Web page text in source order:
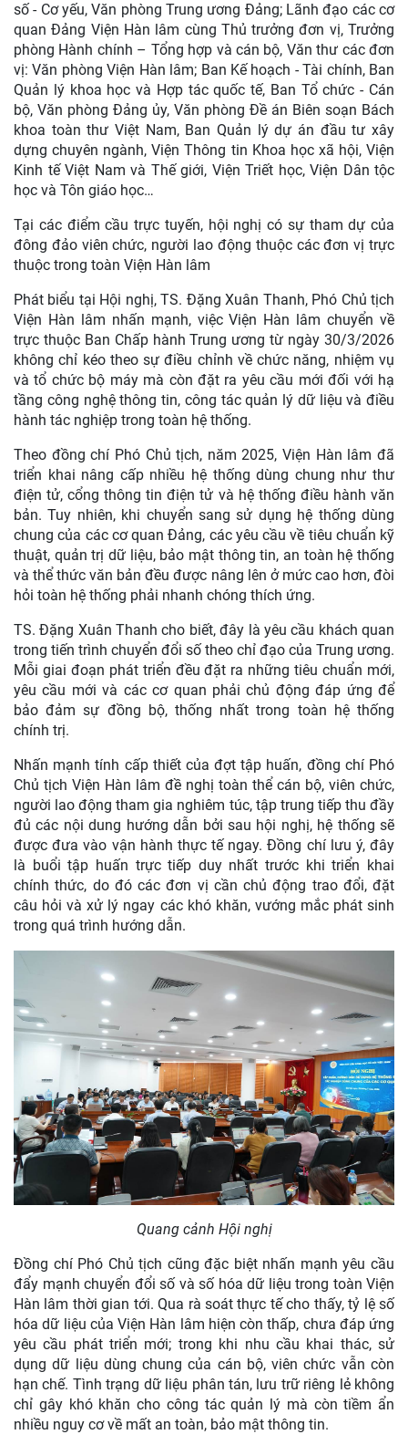
số - Cơ yếu, Văn phòng Trung ương Đảng; Lãnh đạo các cơ
quan Đảng Viện Hàn lâm cùng Thủ trưởng đơn vị, Trưởng
phòng Hành chính – Tổng hợp và cán bộ, Văn thư các đơn
vị: Văn phòng Viện Hàn lâm; Ban Kế hoạch - Tài chính, Ban
Quản lý khoa học và Hợp tác quốc tế, Ban Tổ chức - Cán
bộ, Văn phòng Đảng ủy, Văn phòng Đề án Biên soạn Bách
khoa toàn thư Việt Nam, Ban Quản lý dự án đầu tư xây
dựng chuyên ngành, Viện Thông tin Khoa học xã hội, Viện
Kinh tế Việt Nam và Thế giới, Viện Triết học, Viện Dân tộc
học và Tôn giáo học…
Tại các điểm cầu trực tuyến, hội nghị có sự tham dự của
đông đảo viên chức, người lao động thuộc các đơn vị trực
thuộc trong toàn Viện Hàn lâm
Phát biểu tại Hội nghị, TS. Đặng Xuân Thanh, Phó Chủ tịch
Viện Hàn lâm nhấn mạnh, việc Viện Hàn lâm chuyển về
trực thuộc Ban Chấp hành Trung ương từ ngày 30/3/2026
không chỉ kéo theo sự điều chỉnh về chức năng, nhiệm vụ
và tổ chức bộ máy mà còn đặt ra yêu cầu mới đối với hạ
tầng công nghệ thông tin, công tác quản lý dữ liệu và điều
hành tác nghiệp trong toàn hệ thống.
Theo đồng chí Phó Chủ tịch, năm 2025, Viện Hàn lâm đã
triển khai nâng cấp nhiều hệ thống dùng chung như thư
điện tử, cổng thông tin điện tử và hệ thống điều hành văn
bản. Tuy nhiên, khi chuyển sang sử dụng hệ thống dùng
chung của các cơ quan Đảng, các yêu cầu về tiêu chuẩn kỹ
thuật, quản trị dữ liệu, bảo mật thông tin, an toàn hệ thống
và thể thức văn bản đều được nâng lên ở mức cao hơn, đòi
hỏi toàn hệ thống phải nhanh chóng thích ứng.
TS. Đặng Xuân Thanh cho biết, đây là yêu cầu khách quan
trong tiến trình chuyển đổi số theo chỉ đạo của Trung ương.
Mỗi giai đoạn phát triển đều đặt ra những tiêu chuẩn mới,
yêu cầu mới và các cơ quan phải chủ động đáp ứng để
bảo đảm sự đồng bộ, thống nhất trong toàn hệ thống
chính trị.
Nhấn mạnh tính cấp thiết của đợt tập huấn, đồng chí Phó
Chủ tịch Viện Hàn lâm đề nghị toàn thể cán bộ, viên chức,
người lao động tham gia nghiêm túc, tập trung tiếp thu đầy
đủ các nội dung hướng dẫn bởi sau hội nghị, hệ thống sẽ
được đưa vào vận hành thực tế ngay. Đồng chí lưu ý, đây
là buổi tập huấn trực tiếp duy nhất trước khi triển khai
chính thức, do đó các đơn vị cần chủ động trao đổi, đặt
câu hỏi và xử lý ngay các khó khăn, vướng mắc phát sinh
trong quá trình hướng dẫn.
Quang cảnh Hội nghị
Đồng chí Phó Chủ tịch cũng đặc biệt nhấn mạnh yêu cầu
đẩy mạnh chuyển đổi số và số hóa dữ liệu trong toàn Viện
Hàn lâm thời gian tới. Qua rà soát thực tế cho thấy, tỷ lệ số
hóa dữ liệu của Viện Hàn lâm hiện còn thấp, chưa đáp ứng
yêu cầu phát triển mới; trong khi nhu cầu khai thác, sử
dụng dữ liệu dùng chung của cán bộ, viên chức vẫn còn
hạn chế. Tình trạng dữ liệu phân tán, lưu trữ riêng lẻ không
chỉ gây khó khăn cho công tác quản lý mà còn tiềm ẩn
nhiều nguy cơ về mất an toàn, bảo mật thông tin.